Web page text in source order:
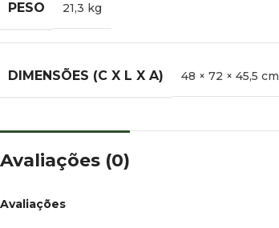
PESO 21,3 kg
DIMENSÕES (C X L X A) 48 × 72 × 45,5 cm
Avaliações (0)
Avaliações